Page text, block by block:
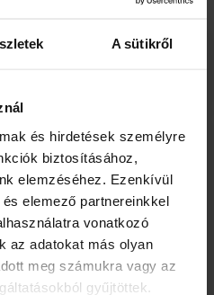
A sütikről
és hirdetések személyre
biztosításához,
elemzéséhez. Ezenkívül
elemező partnereinkkel
vonatkozó
az adatokat más olyan
meg számukra vagy az
gyűjtöttek.